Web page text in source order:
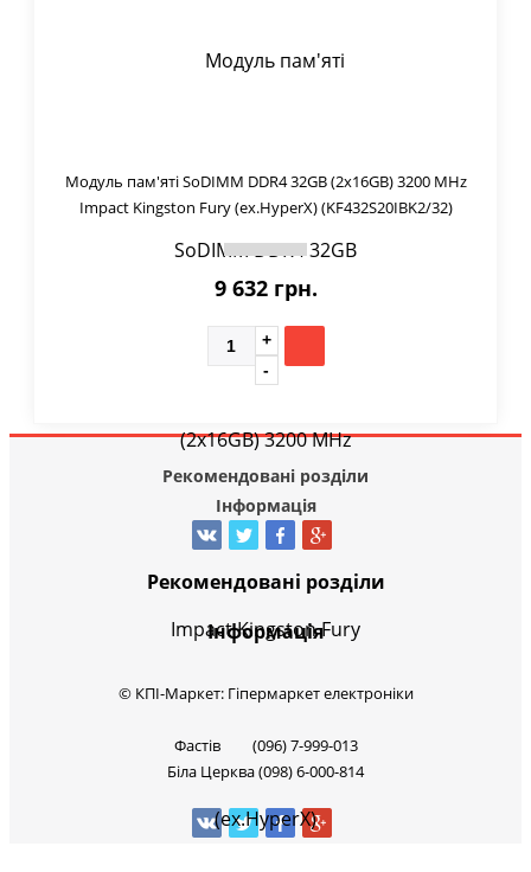
Модуль пам'яті SoDIMM DDR4 32GB (2x16GB) 3200 MHz
Impact Kingston Fury (ex.HyperX) (KF432S20IBK2/32)
9 632 грн.
Рекомендовані розділи
Інформація
Рекомендовані розділи
Інформація
© КПІ-Маркет: Гіпермаркет електроніки
Фастів (096) 7-999-013
Біла Церква (098) 6-000-814